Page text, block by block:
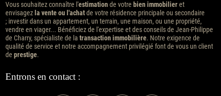
Vous souhaitez connaître l'estimationde votre bien immobilieret
envisagezla vente ou l'achatde votre résidence principale ou secondaire
; investir dans un appartement, un terrain, une maison, ou une propriété,
vendre en viager... Bénéficiez de l'expertise et des conseils de Jean-Philippe
de Charry, spécialiste de la transaction immobilière. Notre exigence de
qualité de service et notre accompagnement privilégié font de vous un client
de prestige.
Entrons en contact :